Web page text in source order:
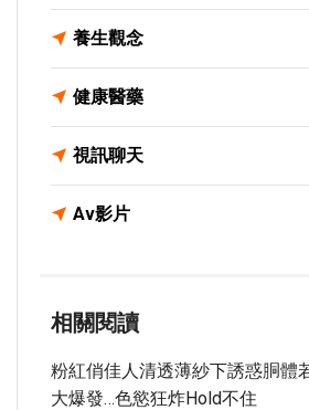
養生觀念
健康醫藥
視訊聊天
Av影片
相關閱讀
粉紅俏佳人清透薄紗下誘惑胴
大爆發…色慾狂炸Hold不住